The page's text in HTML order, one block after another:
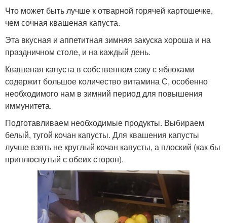
Что может быть лучше к отварной горячей картошечке,
чем сочная квашеная капуста.
Эта вкусная и аппетитная зимняя закуска хороша и на
праздничном столе, и на каждый день.
Квашеная капуста в собственном соку с яблоками
содержит большое количество витамина С, особенно
необходимого нам в зимний период для повышения
иммунитета.
Подготавливаем необходимые продукты. Выбираем
белый, тугой кочан капусты. Для квашения капусты
лучше взять не круглый кочан капусты, а плоский (как бы
приплюснутый с обеих сторон).